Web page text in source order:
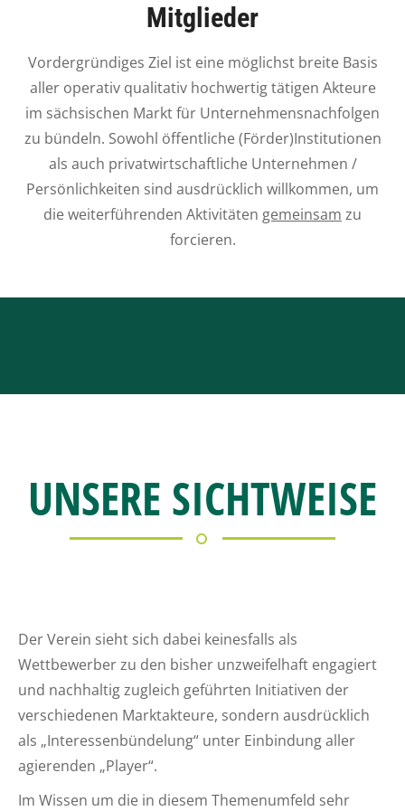
Mitglieder
Vordergründiges Ziel ist eine möglichst breite Basis
aller operativ qualitativ hochwertig tätigen Akteure
im sächsischen Markt für Unternehmensnachfolgen
zu bündeln. Sowohl öffentliche (Förder)Institutionen
als auch privatwirtschaftliche Unternehmen /
Persönlichkeiten sind ausdrücklich willkommen, um
die weiterführenden Aktivitäten gemeinsam zu
forcieren.
UNSERE SICHTWEISE
Der Verein sieht sich dabei keinesfalls als
Wettbewerber zu den bisher unzweifelhaft engagiert
und nachhaltig zugleich geführten Initiativen der
verschiedenen Marktakteure, sondern ausdrücklich
als „Interessenbündelung“ unter Einbindung aller
agierenden „Player“.
Im Wissen um die in diesem Themenumfeld sehr